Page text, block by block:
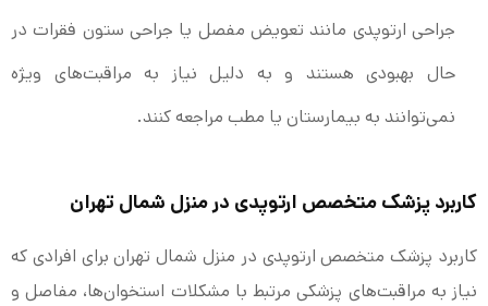
جراحی ارتوپدی مانند تعویض مفصل یا جراحی ستون فقرات در
حال بهبودی هستند و به دلیل نیاز به مراقبت‌های ویژه
نمی‌توانند به بیمارستان یا مطب مراجعه کنند.
کاربرد پزشک متخصص ارتوپدی در منزل شمال تهران
کاربرد پزشک متخصص ارتوپدی در منزل شمال تهران برای افرادی که
نیاز به مراقبت‌های پزشکی مرتبط با مشکلات استخوان‌ها، مفاصل و